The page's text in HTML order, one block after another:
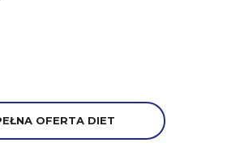
OFERTA DIET